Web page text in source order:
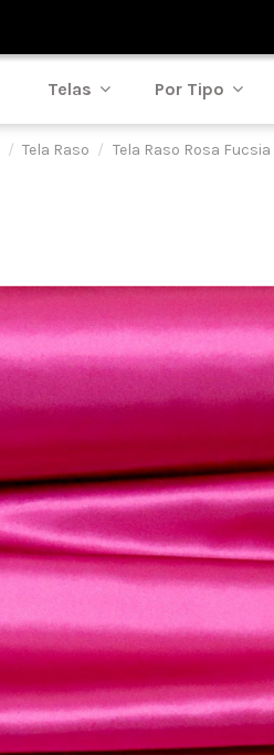
Telas Por Tipo
Tela Raso Tela Raso Rosa Fucsia